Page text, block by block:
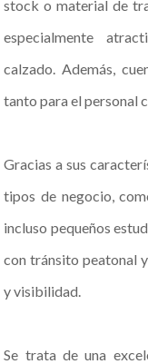
stock o material de
especialmente
calzado. Además,
tanto para el personal
Gracias a sus
tipos de negocio,
incluso pequeños
con tránsito peatonal
y visibilidad.
Se trata de una